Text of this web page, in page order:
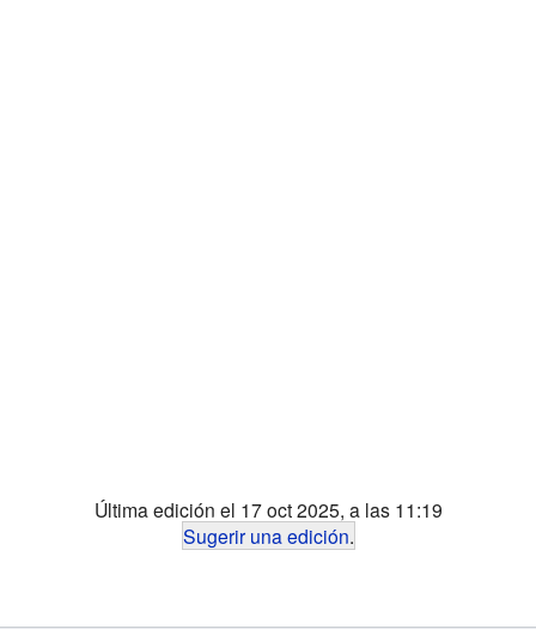
Última edición el 17 oct 2025, a las 11:19
Sugerir una edición.